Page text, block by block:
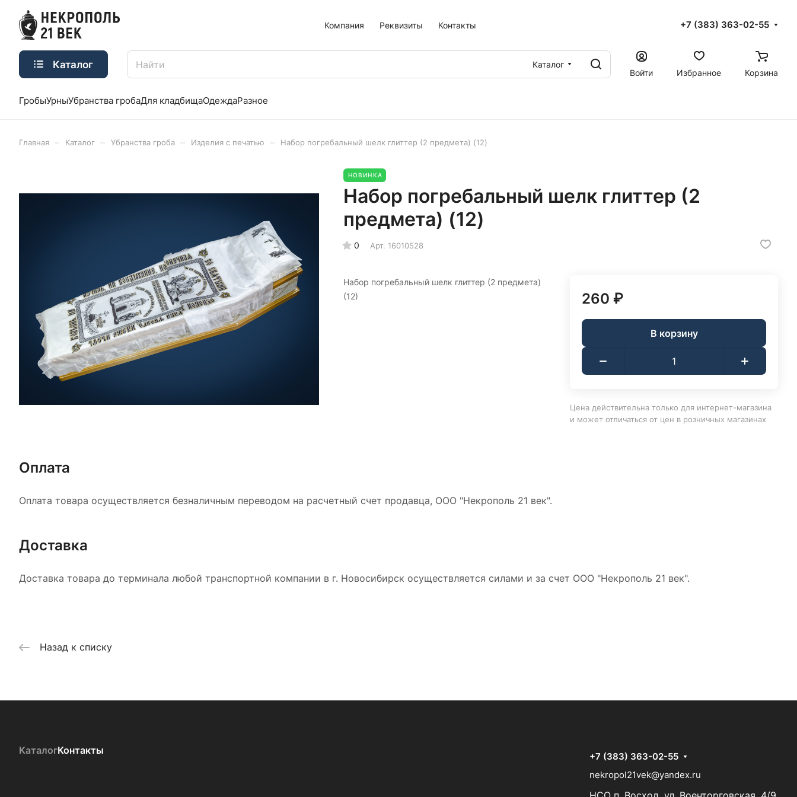
Компания Реквизиты Контакты +7 (383) 363-02-55
Каталог
Каталог
Войти
Избранное Корзина
ГробыУрныУбранства гробаДля кладбищаОдеждаРазное
Главная Каталог Убранства гроба Изделия с печатью Набор погребальный шелк глиттер (2 предмета) (12)
НОВИНКА
Набор погребальный шелк глиттер (2
предмета) (12)
0 Арт. 16010528
Набор погребальный шелк глиттер (2 предмета)
(12)
260 ₽
В корзину
Цена действительна только для интернет-магазина
и может отличаться от цен в розничных магазинах
Оплата
Оплата товара осуществляется безналичным переводом на расчетный счет продавца, ООО "Некрополь 21 век".
Доставка
Доставка товара до терминала любой транспортной компании в г. Новосибирск осуществляется силами и за счет ООО "Некрополь 21 век".
Назад к списку
КаталогКонтакты
+7 (383) 363-02-55
nekropol21vek@yandex.ru